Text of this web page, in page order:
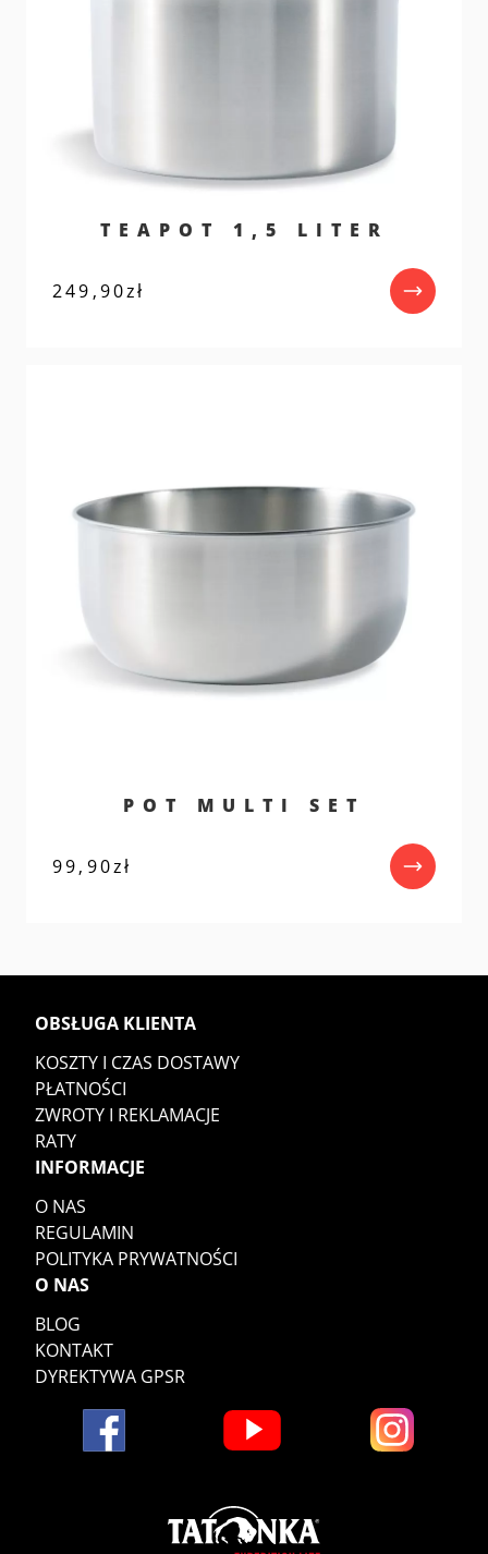
TEAPOT 1,5 LITER
249,90zł
POT MULTI SET
99,90zł
OBSŁUGA KLIENTA
KOSZTY I CZAS DOSTAWY
PŁATNOŚCI
ZWROTY I REKLAMACJE
RATY
INFORMACJE
O NAS
REGULAMIN
POLITYKA PRYWATNOŚCI
O NAS
BLOG
KONTAKT
DYREKTYWA GPSR